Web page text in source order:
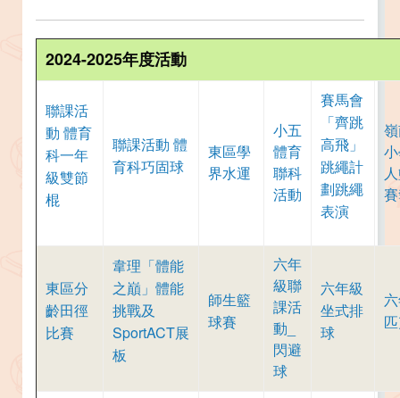
2024-2025年度活動
聯課活
動 體育
科一年
級雙節
棍
聯課活動 體
育科巧固球
東區學
界水運
小五
體育
聯科
活動
賽馬會
「齊跳
高飛」
跳繩計
劃跳繩
表演
東區分
齡田徑
比賽
韋理「體能
之巔」體能
挑戰及
SportACT展
板
師生籃
球賽
六年
級聯
課活
動_
閃避
球
六年級
坐式排
球